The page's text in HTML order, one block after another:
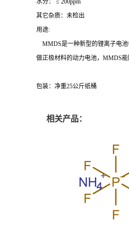
水分： ≤ 200ppm
其它杂质：未检出
用途:
MMDS是一种新型的锂离子电池
做正极材料的动力电池，MMDS
包装：净重25公斤纸桶
相关产品：